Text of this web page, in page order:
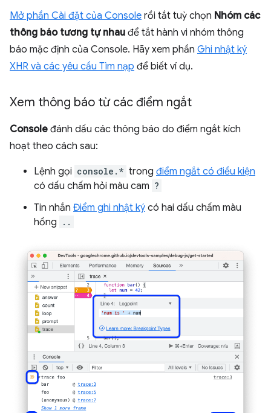
Mở phần Cài đặt của Console rồi tắt tuỳ chọn Nhóm các
thông báo tương tự nhau để tắt hành vi nhóm thông
báo mặc định của Console. Hãy xem phần Ghi nhật ký
XHR và các yêu cầu Tìm nạp để biết ví dụ.
Xem thông báo từ các điểm ngắt
Console đánh dấu các thông báo do điểm ngắt kích
hoạt theo cách sau:
Lệnh gọi console.* trong điểm ngắt có điều kiện
có dấu chấm hỏi màu cam ?
Tin nhắn Điểm ghi nhật ký có hai dấu chấm màu
hồng
..